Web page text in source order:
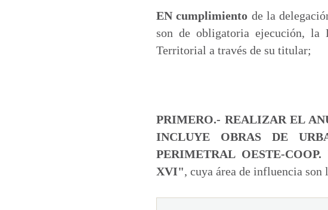
t
A
p
e
b
o
o
k
e
I
i
p
a
t
EN cumplimiento de la
son de obligatoria ejecución, la
Territorial a través de su titular;
PRIMERO.- REALIZAR EL
INCLUYE OBRAS DE
PERIMETRAL OESTE-
XVI", cuya área de influencia son